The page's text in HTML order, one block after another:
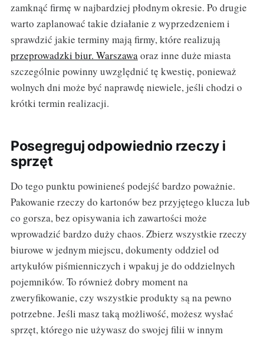
zamknąć firmę w najbardziej płodnym okresie. Po drugie
warto zaplanować takie działanie z wyprzedzeniem i
sprawdzić jakie terminy mają firmy, które realizują
przeprowadzki biur. Warszawaoraz inne duże miasta
szczególnie powinny uwzględnić tę kwestię, ponieważ
wolnych dni może być naprawdę niewiele, jeśli chodzi o
krótki termin realizacji.
Posegreguj odpowiednio rzeczy i
sprzęt
Do tego punktu powinieneś podejść bardzo poważnie.
Pakowanie rzeczy do kartonów bez przyjętego klucza lub
co gorsza, bez opisywania ich zawartości może
wprowadzić bardzo duży chaos. Zbierz wszystkie rzeczy
biurowe w jednym miejscu, dokumenty oddziel od
artykułów piśmienniczych i wpakuj je do oddzielnych
pojemników. To również dobry moment na
zweryfikowanie, czy wszystkie produkty są na pewno
potrzebne. Jeśli masz taką możliwość, możesz wysłać
sprzęt, którego nie używasz do swojej filii w innym